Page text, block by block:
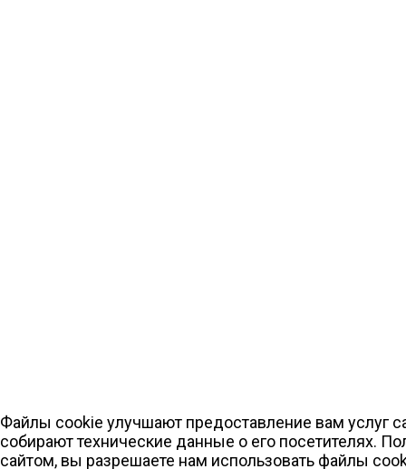
Файлы cookie улучшают предоставление вам услуг
собирают технические данные о его посетителях.
сайтом, вы разрешаете нам использовать файлы